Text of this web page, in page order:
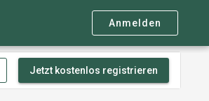
Anmelden
Jetzt kostenlos registrieren